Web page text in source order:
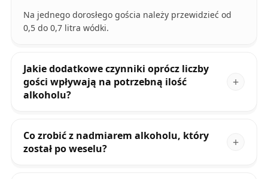
Na jednego dorosłego gościa należy przewidzieć od
0,5 do 0,7 litra wódki.
Jakie dodatkowe czynniki oprócz liczby
gości wpływają na potrzebną ilość
alkoholu?
Co zrobić z nadmiarem alkoholu, który
został po weselu?